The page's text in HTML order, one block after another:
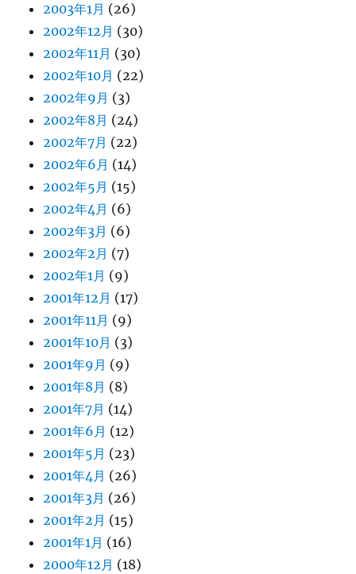
2003年1月 (26)
2002年12月 (30)
2002年11月 (30)
2002年10月 (22)
2002年9月 (3)
2002年8月 (24)
2002年7月 (22)
2002年6月 (14)
2002年5月 (15)
2002年4月 (6)
2002年3月 (6)
2002年2月 (7)
2002年1月 (9)
2001年12月 (17)
2001年11月 (9)
2001年10月 (3)
2001年9月 (9)
2001年8月 (8)
2001年7月 (14)
2001年6月 (12)
2001年5月 (23)
2001年4月 (26)
2001年3月 (26)
2001年2月 (15)
2001年1月 (16)
2000年12月 (18)